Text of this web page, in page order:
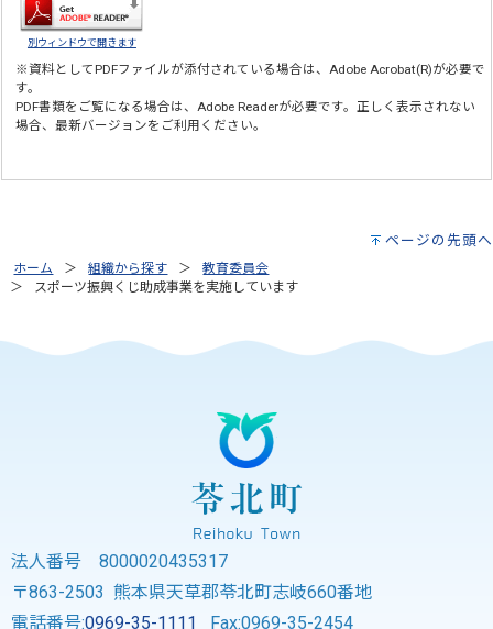
別ウィンドウで開きます
※資料としてPDFファイルが添付されている場合は、Adobe Acrobat(R)が必要で
す。
PDF書類をご覧になる場合は、Adobe Readerが必要です。正しく表示されない
場合、最新バージョンをご利用ください。
ページの先頭へ
ホーム 組織から探す
教育委員会
スポーツ振興くじ助成事業を実施しています
法人番号 8000020435317
〒863-2503 熊本県天草郡苓北町志岐660番地
電話番号:0969-35-1111 Fax:0969-35-2454